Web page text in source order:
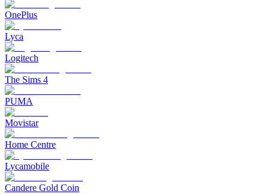
OnePlus
Lyca
Logitech
The Sims 4
PUMA
Movistar
Home Centre
Lycamobile
Candere Gold Coin